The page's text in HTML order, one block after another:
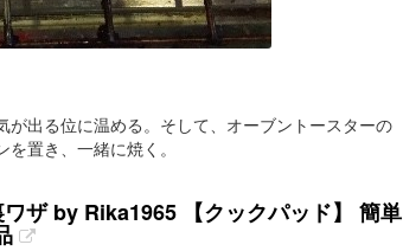
出る位に温める。そして、オーブントースターの
置き、一緒に焼く。
ザ by Rika1965 【クックパッド】 簡単